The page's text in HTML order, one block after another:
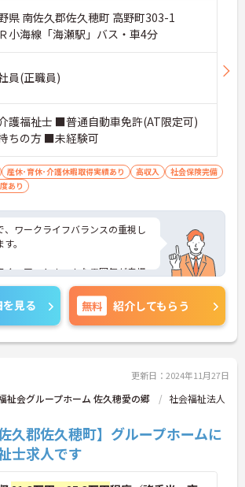
県 南佐久郡佐久穂町 高野町303-1
小海線「海瀬駅」バス・車4分
員(正職員)
護福祉士 ■普通自動車免許(AT限定可)
ちの方 ■未経験可
産休･育休･介護休暇取得実績あり 高収入
社会保険完備
あり
、ワークライフバランスの重視し
。
く、アットホームな雰囲気が自慢
、面接対策ポイントなど、詳細を
のでお気軽にご相談ください。
を見る 無料 紹介してもらう
更新日：2024年11月27日
祉会グループホーム 佐久穂愛の郷
社会福祉法人
久郡佐久穂町】グループホームに
士求人です